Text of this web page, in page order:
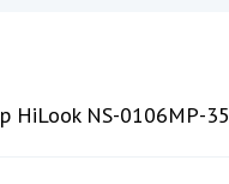
HiLook NS-0106MP-35